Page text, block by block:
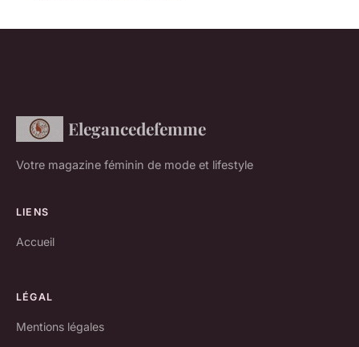
Elegancedefemme
Votre magazine féminin de mode et lifestyle
LIENS
Accueil
LÉGAL
Mentions légales